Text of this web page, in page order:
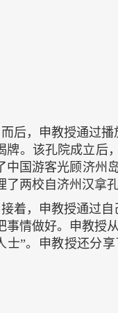
而后，申教授通过
牌。该孔院成立后
中国游客光顾济州
了两校自济州汉拿
接着，申教授通过
事情做好。申教授
士”。申教授还分